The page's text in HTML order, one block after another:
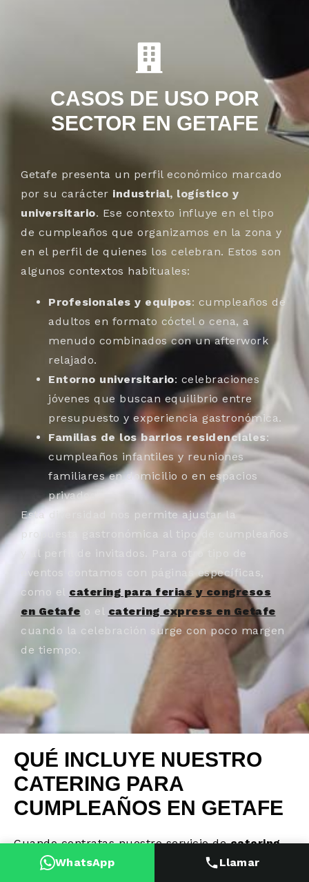
CASOS DE USO POR
SECTOR EN GETAFE
Getafe presenta un perfil económico marcado
por su carácter industrial, logístico y
universitario. Ese contexto influye en el tipo
de cumpleaños que organizamos en la zona y
en el perfil de quienes los celebran. Estos son
algunos contextos habituales:
Profesionales y equipos: cumpleaños de
adultos en formato cóctel o cena, a
menudo combinados con un afterwork
relajado.
Entorno universitario: celebraciones
jóvenes que buscan equilibrio entre
presupuesto y experiencia gastronómica.
Familias de los barrios residenciales:
cumpleaños infantiles y reuniones
familiares en domicilio o en espacios
privados.
Esta diversidad nos permite ajustar la
propuesta gastronómica al tipo de cumpleaños
y al perfil de invitados. Para otro tipo de
eventos contamos con páginas específicas,
como el catering para ferias y congresos
en Getafe o el catering express en Getafe
cuando la celebración surge con poco margen
de tiempo.
QUÉ INCLUYE NUESTRO
CATERING PARA
CUMPLEAÑOS EN GETAFE
Cuando contratas nuestro servicio decatering
para cumpleaños en Getafe
, estos elementos
WhatsApp Llamar